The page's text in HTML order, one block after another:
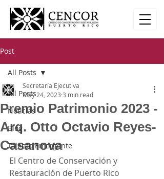
Post
All Posts
Noticias
Blog
Talento Emergente
All Posts
Premio Patrimonio 2023 -
Arq. Otto Octavio Reyes-
Casanova
Secretaría Ejecutiva
May 24, 2023 3 min read
El Centro de Conservación y
Restauración de Puerto Rico